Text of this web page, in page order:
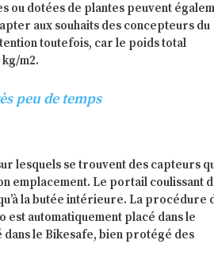
ou dotées de plantes peuvent
aux souhaits des concepteurs du
toutefois, car le poids total
m2.
peu de temps
lesquels se trouvent des capteurs
emplacement. Le portail coulissant
la butée intérieure. La procédure
automatiquement placé dans le
le Bikesafe, bien protégé des